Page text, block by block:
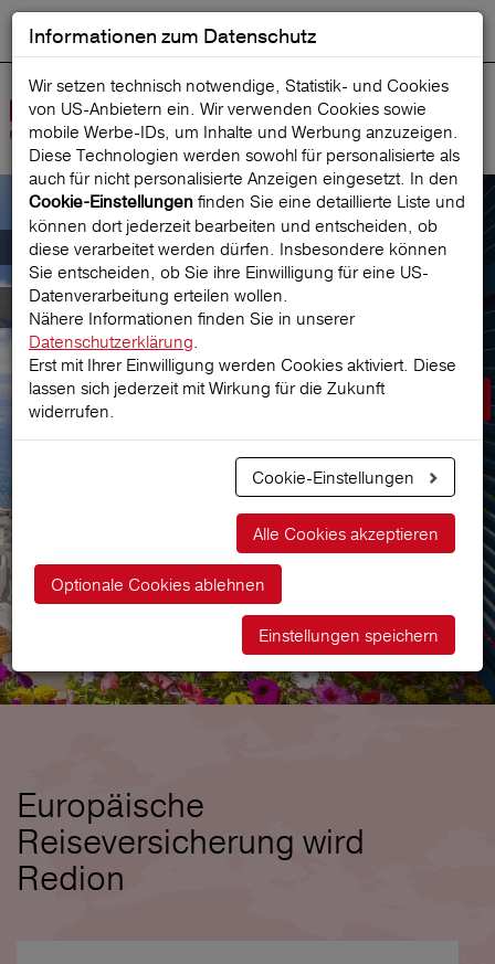
Suche starten
Der österreichische Marktführer für
Reiseversicherungen
Prämie berechnen
Europäische
Reiseversicherung wird
Redion
Informationen zum Datenschutz
Wir setzen technisch notwendige, Statistik- und Cookies
von US-Anbietern ein. Wir verwenden Cookies sowie
mobile Werbe‑IDs, um Inhalte und Werbung anzuzeigen.
Diese Technologien werden sowohl für personalisierte als
auch für nicht personalisierte Anzeigen eingesetzt. In den
Cookie-Einstellungen finden Sie eine detaillierte Liste und
können dort jederzeit bearbeiten und entscheiden, ob
diese verarbeitet werden dürfen. Insbesondere können
Sie entscheiden, ob Sie ihre Einwilligung für eine US-
Datenverarbeitung erteilen wollen.
Nähere Informationen finden Sie in unserer
Datenschutzerklärung.
Erst mit Ihrer Einwilligung werden Cookies aktiviert. Diese
lassen sich jederzeit mit Wirkung für die Zukunft
widerrufen.
Cookie-Einstellungen
Alle Cookies akzeptieren
Optionale Cookies ablehnen
Einstellungen speichern